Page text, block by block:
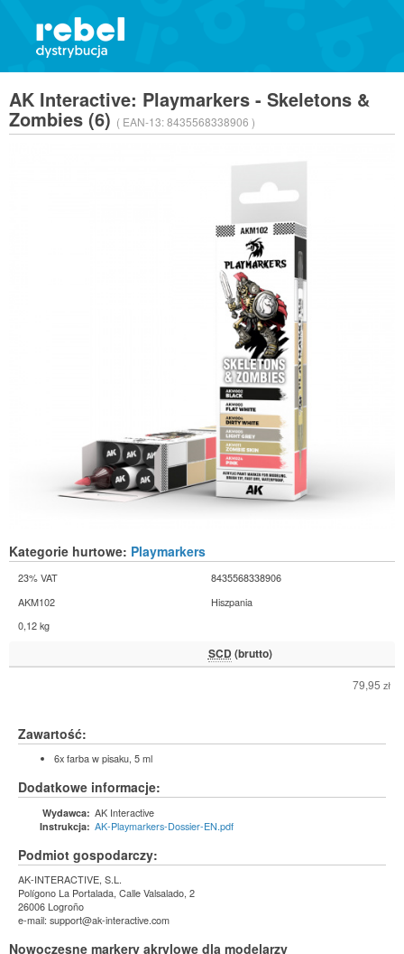
AK Interactive: Playmarkers - Skeletons &
Zombies (6) ( EAN-13:8435568338906 )
Kategorie hurtowe: Playmarkers
23% VAT
8435568338906
AKM102
Hiszpania
0,12 kg
SCD (brutto)
79,95 zł
Zawartość:
6x farba w pisaku, 5 ml
Dodatkowe informacje:
Wydawca: AK Interactive
Instrukcja: AK-Playmarkers-Dossier-EN.pdf
Podmiot gospodarczy:
AK-INTERACTIVE, S.L.
Polígono La Portalada, Calle Valsalado, 2
26006 Logroño
e-mail: support@ak-interactive.com
Nowoczesne markery akrylowe dla modelarzy